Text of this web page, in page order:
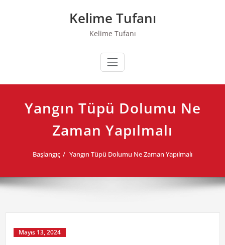
Kelime Tufanı
Kelime Tufanı
Yangın Tüpü Dolumu Ne
Zaman Yapılmalı
Başlangıç Yangın Tüpü Dolumu Ne Zaman Yapılmalı
Mayıs 13, 2024